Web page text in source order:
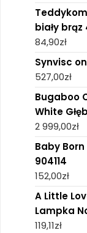
biały
84,90zł
Synvisc
527,00zł
Bugaboo
White
2 999,00zł
Baby
904114
152,00zł
A Little
Lampka
119,11zł